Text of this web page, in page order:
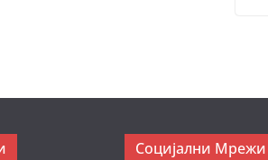
Социјални Мрежи